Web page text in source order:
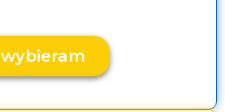
wybieram